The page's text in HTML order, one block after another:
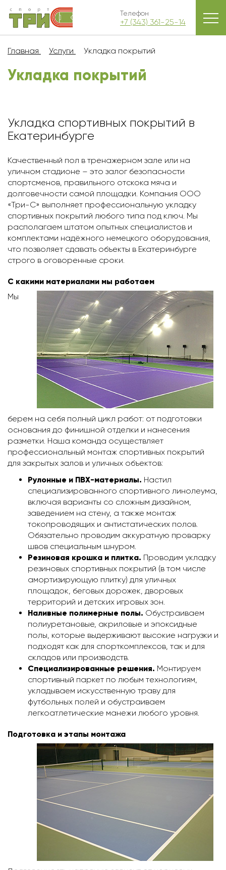
Телефон
+7 (343) 361-25-14
Главная Услуги Укладка покрытий
Укладка покрытий
Укладка спортивных покрытий в
Екатеринбурге
Качественный пол в тренажерном зале или на
уличном стадионе – это залог безопасности
спортсменов, правильного отскока мяча и
долговечности самой площадки. Компания ООО
«Три-С» выполняет профессиональную укладку
спортивных покрытий любого типа под ключ. Мы
располагаем штатом опытных специалистов и
комплектами надёжного немецкого оборудования,
что позволяет сдавать объекты в Екатеринбурге
строго в оговоренные сроки.
С какими материалами мы работаем
Мы
берем на себя полный цикл работ: от подготовки
основания до финишной отделки и нанесения
разметки. Наша команда осуществляет
профессиональный монтаж спортивных покрытий
для закрытых залов и уличных объектов:
Рулонные и ПВХ-материалы. Настил
специализированного спортивного линолеума,
включая варианты со сложным дизайном,
заведением на стену, а также монтаж
токопроводящих и антистатических полов.
Обязательно проводим аккуратную проварку
швов специальным шнуром.
Резиновая крошка и плитка. Проводим укладку
резиновых спортивных покрытий (в том числе
амортизирующую плитку) для уличных
площадок, беговых дорожек, дворовых
территорий и детских игровых зон.
Наливные полимерные полы. Обустраиваем
полиуретановые, акриловые и эпоксидные
полы, которые выдерживают высокие нагрузки и
подходят как для спорткомплексов, так и для
складов или производств.
Специализированные решения. Монтируем
спортивный паркет по любым технологиям,
укладываем искусственную траву для
футбольных полей и обустраиваем
легкоатлетические манежи любого уровня.
Подготовка и этапы монтажа